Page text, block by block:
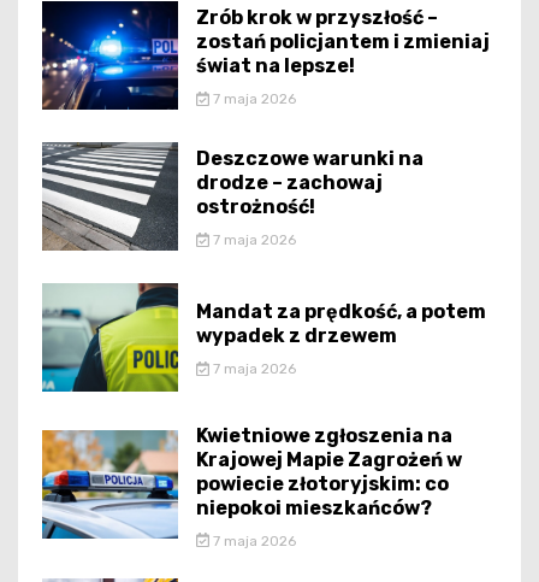
Zrób krok w przyszłość –
zostań policjantem i zmieniaj
świat na lepsze!
7 maja 2026
Deszczowe warunki na
drodze – zachowaj
ostrożność!
7 maja 2026
Mandat za prędkość, a potem
wypadek z drzewem
7 maja 2026
Kwietniowe zgłoszenia na
Krajowej Mapie Zagrożeń w
powiecie złotoryjskim: co
niepokoi mieszkańców?
7 maja 2026